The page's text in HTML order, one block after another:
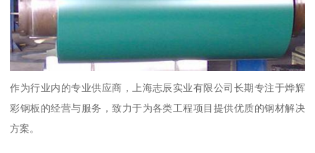
作为行业内的专业供应商，上海志辰实业有限公司长期专注于烨辉
彩钢板的经营与服务，致力于为各类工程项目提供优质的钢材解决
方案。